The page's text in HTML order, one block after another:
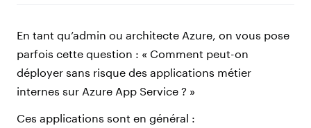
En tant qu’admin ou architecte Azure, on vous pose
parfois cette question : « Comment peut-on
déployer sans risque des applications métier
internes sur Azure App Service ? »
Ces applications sont en général :